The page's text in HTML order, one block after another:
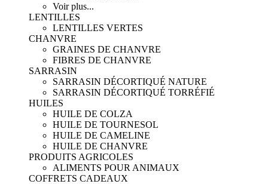
Voir plus...
LENTILLES
LENTILLES VERTES
CHANVRE
GRAINES DE CHANVRE
FIBRES DE CHANVRE
SARRASIN
SARRASIN DÉCORTIQUÉ NATURE
SARRASIN DÉCORTIQUÉ TORRÉFIÉ
HUILES
HUILE DE COLZA
HUILE DE TOURNESOL
HUILE DE CAMELINE
HUILE DE CHANVRE
PRODUITS AGRICOLES
ALIMENTS POUR ANIMAUX
COFFRETS CADEAUX